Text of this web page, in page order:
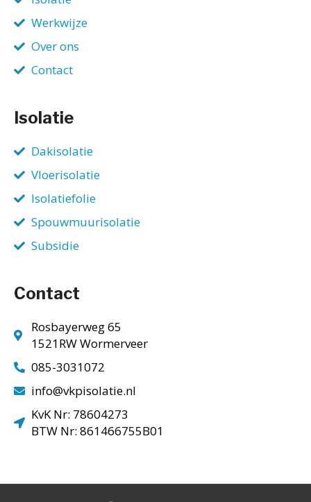
Werkwijze
Over ons
Contact
Isolatie
Dakisolatie
Vloerisolatie
Isolatiefolie
Spouwmuurisolatie
Subsidie
Contact
Rosbayerweg 65
1521RW Wormerveer
085-3031072
info@vkpisolatie.nl
KvK Nr: 78604273
BTW Nr: 861466755B01